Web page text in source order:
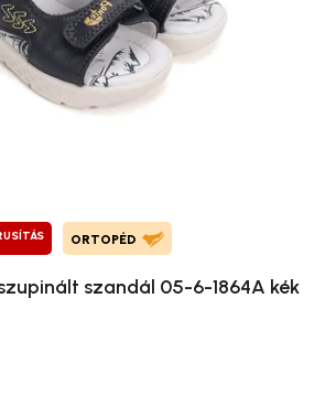
ORTOPÉD
szandál 05-6-1864A kék